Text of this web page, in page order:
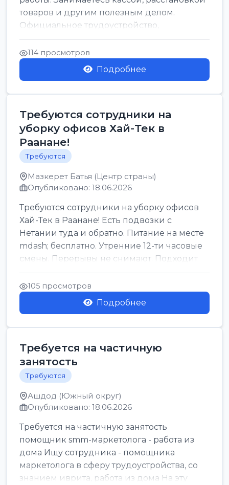
товаров и другим полезным делом.
Официальное трудоустройство,
стабильная зарплата от ...
114 просмотров
Подробнее
Требуются сотрудники на
уборку офисов Хай-Тек в
Раанане!
Требуются
Мазкерет Батья (Центр страны)
Опубликовано: 18.06.2026
Требуются сотрудники на уборку офисов
Хай-Тек в Раанане! Есть подвозки с
Нетании туда и обратно. Питание на месте
mdash; бесплатно. Утренние 12-ти часовые
смены. Перерывы не снимают. Подходит
для всех...
105 просмотров
Подробнее
Требуется на частичную
занятость
Требуются
Ашдод (Южный округ)
Опубликовано: 18.06.2026
Требуется на частичную занятость
помощник smm-маркетолога - работа из
дома Ищу сотрудника - помощника
маркетолога в сферу трудоустройства, со
знанием иврита, работа из дома На эту